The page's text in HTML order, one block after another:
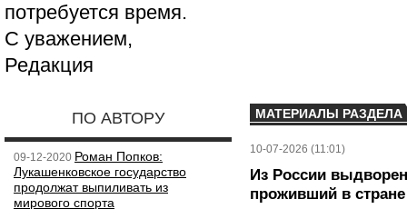
потребуется время.
С уважением,
Редакция
ПО АВТОРУ
09-12-2020 Роман Попков:
Лукашенковское государство
продолжат выпиливать из
мирового спорта
МАТЕРИАЛЫ РАЗДЕЛА
10-07-2026 (11:01)
Из России
проживший в стране